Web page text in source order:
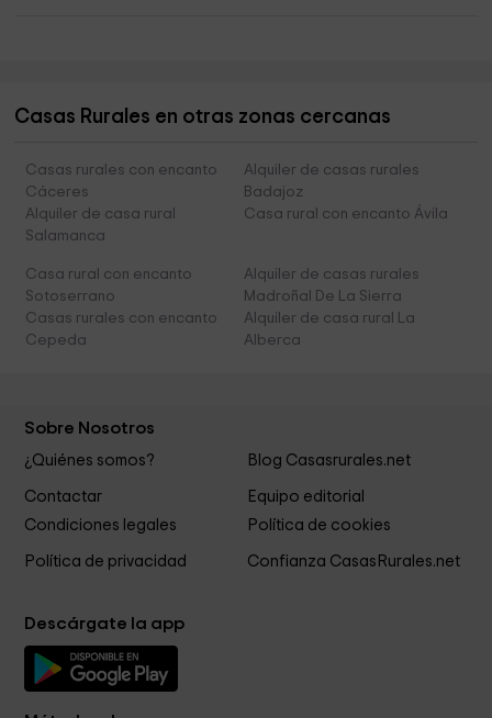
Casas Rurales en otras zonas cercanas
Casas rurales con encanto
Cáceres
Alquiler de casas rurales
Badajoz
Alquiler de casa rural
Salamanca
Casa rural con encanto Ávila
Casa rural con encanto
Sotoserrano
Alquiler de casas rurales
Madroñal De La Sierra
Casas rurales con encanto
Cepeda
Alquiler de casa rural La
Alberca
Sobre Nosotros
¿Quiénes somos? Blog Casasrurales.net
Contactar
Equipo editorial
Condiciones legales
Política de cookies
Política de privacidad Confianza CasasRurales.net
Descárgate la app